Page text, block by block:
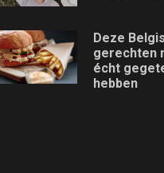
Deze
gerechten
écht
hebben